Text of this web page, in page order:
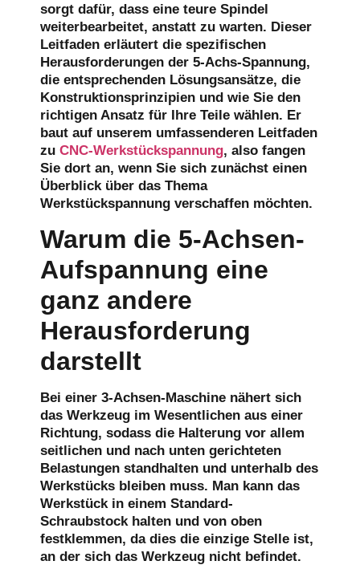
sorgt dafür, dass eine teure Spindel
weiterbearbeitet, anstatt zu warten. Dieser
Leitfaden erläutert die spezifischen
Herausforderungen der 5-Achs-Spannung,
die entsprechenden Lösungsansätze, die
Konstruktionsprinzipien und wie Sie den
richtigen Ansatz für Ihre Teile wählen. Er
baut auf unserem umfassenderen Leitfaden
zu CNC-Werkstückspannung, also fangen
Sie dort an, wenn Sie sich zunächst einen
Überblick über das Thema
Werkstückspannung verschaffen möchten.
Warum die 5-Achsen-
Aufspannung eine
ganz andere
Herausforderung
darstellt
Bei einer 3-Achsen-Maschine nähert sich
das Werkzeug im Wesentlichen aus einer
Richtung, sodass die Halterung vor allem
seitlichen und nach unten gerichteten
Belastungen standhalten und unterhalb des
Werkstücks bleiben muss. Man kann das
Werkstück in einem Standard-
Schraubstock halten und von oben
festklemmen, da dies die einzige Stelle ist,
an der sich das Werkzeug nicht befindet.